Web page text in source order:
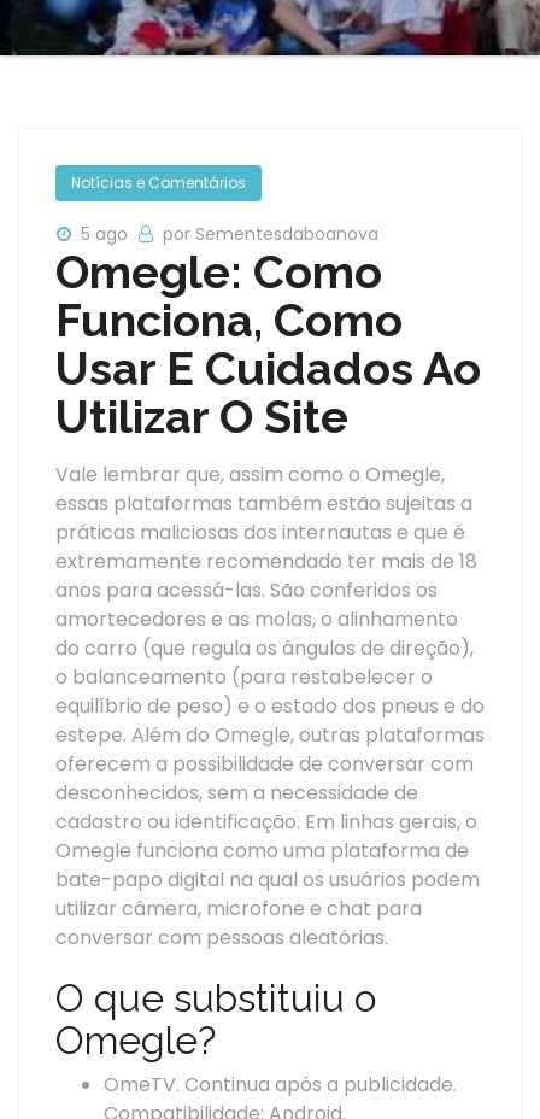
Notícias e Comentários
5 ago por Sementesdaboanova
Omegle: Como
Funciona, Como
Usar E Cuidados Ao
Utilizar O Site
Vale lembrar que, assim como o Omegle,
essas plataformas também estão sujeitas a
práticas maliciosas dos internautas e que é
extremamente recomendado ter mais de 18
anos para acessá-las. São conferidos os
amortecedores e as molas, o alinhamento
do carro (que regula os ângulos de direção),
o balanceamento (para restabelecer o
equilíbrio de peso) e o estado dos pneus e do
estepe. Além do Omegle, outras plataformas
oferecem a possibilidade de conversar com
desconhecidos, sem a necessidade de
cadastro ou identificação. Em linhas gerais, o
Omegle funciona como uma plataforma de
bate-papo digital na qual os usuários podem
utilizar câmera, microfone e chat para
conversar com pessoas aleatórias.
O que substituiu o
Omegle?
OmeTV. Continua após a publicidade.